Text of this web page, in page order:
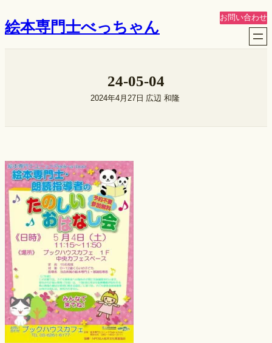
容
絵本専門士べっちゃん
お問い合わせ
24-05-04
2024年4月27日 広辺 和隆